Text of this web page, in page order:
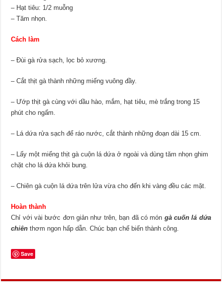
– Hạt tiêu: 1/2 muỗng
– Tăm nhọn.
Cách làm
– Đùi gà rửa sạch, lọc bỏ xương.
– Cắt thịt gà thành những miếng vuông đầy.
– Ướp thịt gà cùng với dầu hào, mắm, hạt tiêu, mè trắng trong 15
phút cho ngấm.
– Lá dứa rửa sạch để ráo nước, cắt thành những đoạn dài 15 cm.
– Lấy một miếng thịt gà cuộn lá dứa ở ngoài và dùng tăm nhọn ghim
chặt cho lá dứa khỏi bung.
– Chiên gà cuộn lá dứa trên lửa vừa cho đến khi vàng đều các mặt.
Hoàn thành
Chỉ với vài bước đơn giản như trên, bạn đã có món gà cuốn lá dứa
chiên thơm ngon hấp dẫn. Chúc bạn chế biến thành công.
Save